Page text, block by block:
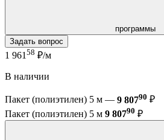
программы
Задать вопрос
1 961 58 ₽/м
В наличии
Пакет (полиэтилен) 5 м — 9 80790 ₽
Пакет (полиэтилен) 5 м 9 80790 ₽